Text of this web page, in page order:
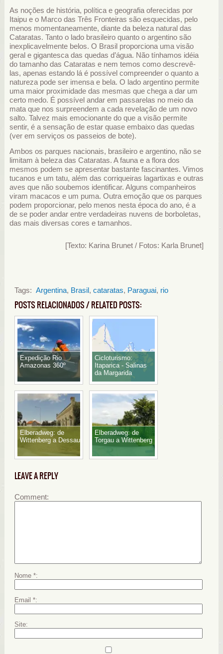
As noções de história, política e geografia oferecidas por
Itaipu e o Marco das Três Fronteiras são esquecidas, pelo
menos momentaneamente, diante da beleza natural das
Cataratas. Tanto o lado brasileiro quanto o argentino são
inexplicavelmente belos. O Brasil proporciona uma visão
geral e gigantesca das quedas d’água. Não tínhamos idéia
do tamanho das Cataratas e nem temos como descrevê-
las, apenas estando lá é possível compreender o quanto a
natureza pode ser imensa e bela. O lado argentino permite
uma maior proximidade das mesmas que chega a dar um
certo medo. É possível andar em passarelas no meio da
mata que nos surpreendem a cada revelação de um novo
salto. Talvez mais emocionante do que a visão permite
sentir, é a sensação de estar quase embaixo das quedas
(ver em serviços os passeios de bote).
Ambos os parques nacionais, brasileiro e argentino, não se
limitam à beleza das Cataratas. A fauna e a flora dos
mesmos podem se apresentar bastante fascinantes. Vimos
tucanos e um tatu, além das corriqueiras lagartixas e outras
aves que não soubemos identificar. Alguns companheiros
viram macacos e um puma. Outra emoção que os parques
podem proporcionar, pelo menos nesta época do ano, é a
de se poder andar entre verdadeiras nuvens de borboletas,
das mais diversas cores e tamanhos.
[Texto: Karina Brunet / Fotos: Karla Brunet]
Tags: Argentina, Brasil , cataratas, Paraguai, rio
POSTS RELACIONADOS / RELATED POSTS:
Expedição Rio
Amazonas 360º
Cicloturismo:
Itaparica - Salinas
da Margarida
Elberadweg: de
Wittenberg a Dessau
Elberadweg: de
Torgau a Wittenberg
LEAVE A REPLY
Comment
Nome *
Email *
Site